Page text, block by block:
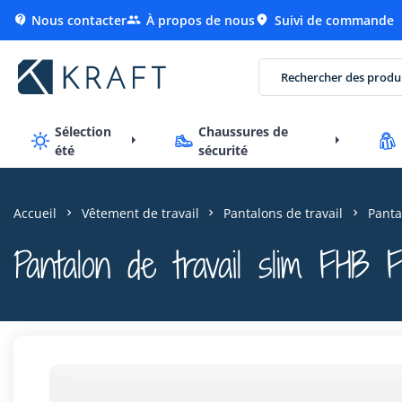
 Nous contacter À propos de nous Suivi de commande
Sélection
été
Chaussures de
sécurité
Accueil Vêtement de travail Pantalons de travail
Pantalon de travail slim FHB